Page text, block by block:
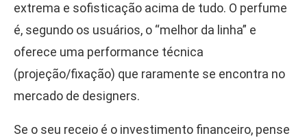
extrema e sofisticação acima de tudo. O perfume
é, segundo os usuários, o “melhor da linha” e
oferece uma performance técnica
(projeção/fixação) que raramente se encontra no
mercado de designers.
Se o seu receio é o investimento financeiro, pense